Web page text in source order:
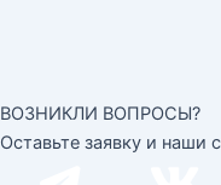
ВОЗНИКЛИ ВОПРОСЫ?
Оставьте заявку и наши